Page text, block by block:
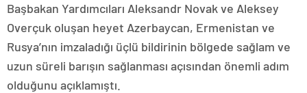
Başbakan Yardımcıları Aleksandr Novak ve Aleksey
Overçuk oluşan heyet Azerbaycan, Ermenistan ve
Rusya’nın imzaladığı üçlü bildirinin bölgede sağlam ve
uzun süreli barışın sağlanması açısından önemli adım
olduğunu açıklamıştı.